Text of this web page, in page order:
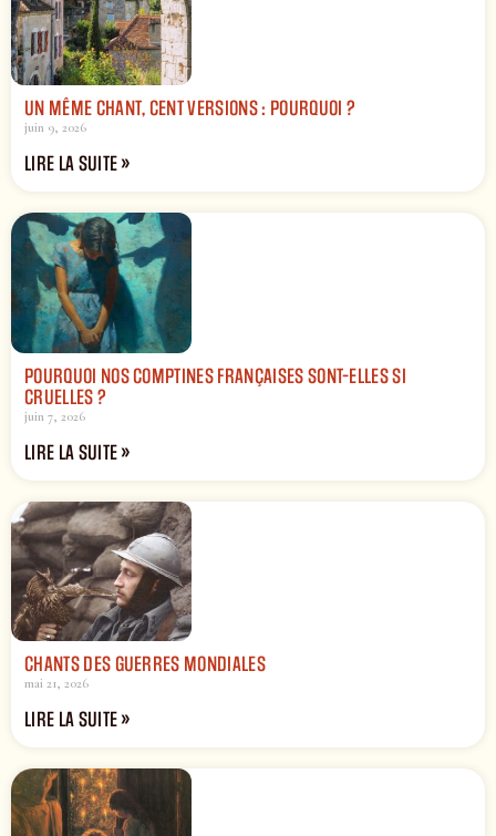
UN MÊME CHANT, CENT VERSIONS : POURQUOI ?
juin 9, 2026
LIRE LA SUITE »
POURQUOI NOS COMPTINES FRANÇAISES SONT-ELLES SI
CRUELLES ?
juin 7, 2026
LIRE LA SUITE »
CHANTS DES GUERRES MONDIALES
mai 21, 2026
LIRE LA SUITE »